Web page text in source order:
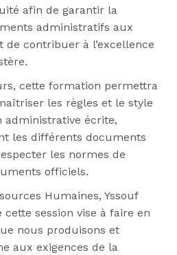
afin de garantir la
administratifs aux
de contribuer à l’excellence
cette formation permettra
les règles et le style
écrite,
les différents documents
les normes de
officiels.
Humaines, Yssouf
session vise à faire en
nous produisons et
aux exigences de la